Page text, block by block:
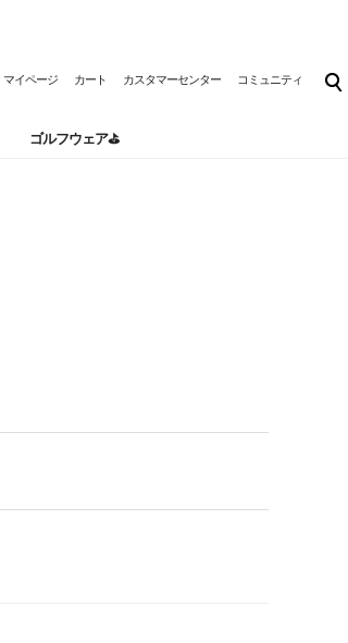
マイページ カート カスタマーセンター コミュニティ
ゴルフウェア⛳